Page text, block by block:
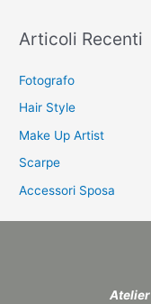
c
:
Articoli Recenti
Fotografo
Hair Style
Make Up Artist
Scarpe
Accessori Sposa
Atelier